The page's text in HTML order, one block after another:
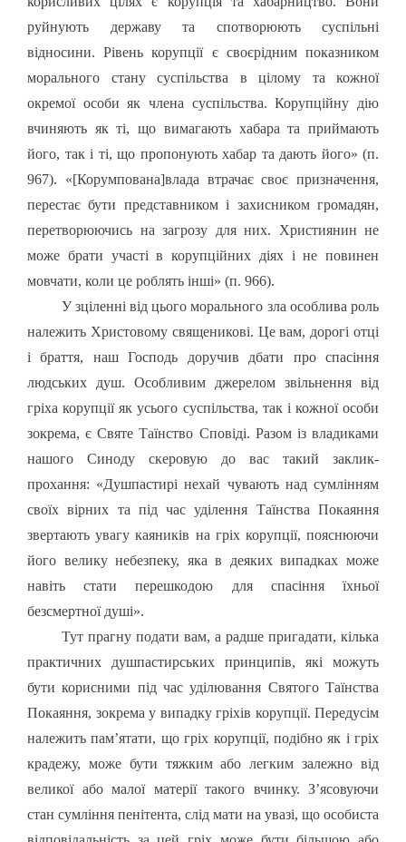
руйнують державу та спотворюють суспільні
відносини. Рівень корупції є своєрідним показником
морального стану суспільства в цілому та кожної
окремої особи як члена суспільства. Корупційну дію
вчиняють як ті, що вимагають хабара та приймають
його, так і ті, що пропонують хабар та дають його» (п.
967). «[Корумпована]влада втрачає своє призначення,
перестає бути представником і захисником громадян,
перетворюючись на загрозу для них. Християнин не
може брати участі в корупційних діях і не повинен
мовчати, коли це роблять інші» (п. 966).
У зціленні від цього морального зла особлива роль
належить Христовому священикові. Це вам, дорогі отці
і браття, наш Господь доручив дбати про спасіння
людських душ. Особливим джерелом звільнення від
гріха корупції як усього суспільства, так і кожної особи
зокрема, є Святе Таїнство Сповіді. Разом із владиками
нашого Синоду скеровую до вас такий заклик-
прохання: «Душпастирі нехай чувають над сумлінням
своїх вірних та під час уділення Таїнства Покаяння
звертають увагу каяників на гріх корупції, пояснюючи
його велику небезпеку, яка в деяких випадках може
навіть стати перешкодою для спасіння їхньої
безсмертної душі».
Тут прагну подати вам, а радше пригадати, кілька
практичних душпастирських принципів, які можуть
бути корисними під час уділювання Святого Таїнства
Покаяння, зокрема у випадку гріхів корупції. Передусім
належить пам’ятати, що гріх корупції, подібно як і гріх
крадежу, може бути тяжким або легким залежно від
великої або малої матерії такого вчинку. З’ясовуючи
стан сумління пенітента, слід мати на увазі, що особиста